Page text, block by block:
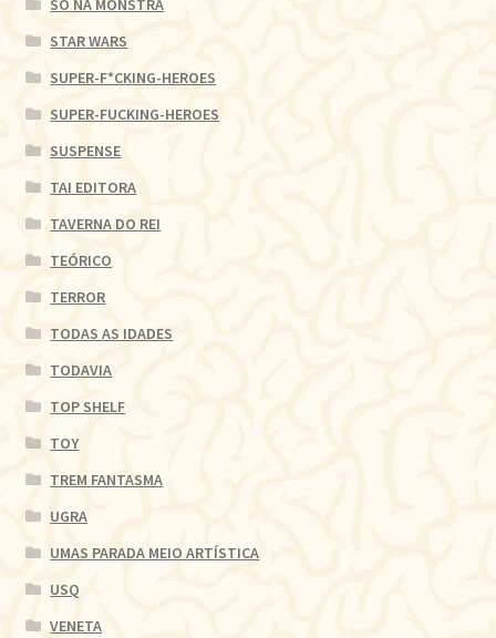
SÓ NA MONSTRA
STAR WARS
SUPER-F*CKING-HEROES
SUPER-FUCKING-HEROES
SUSPENSE
TAI EDITORA
TAVERNA DO REI
TEÓRICO
TERROR
TODAS AS IDADES
TODAVIA
TOP SHELF
TOY
TREM FANTASMA
UGRA
UMAS PARADA MEIO ARTÍSTICA
USQ
VENETA